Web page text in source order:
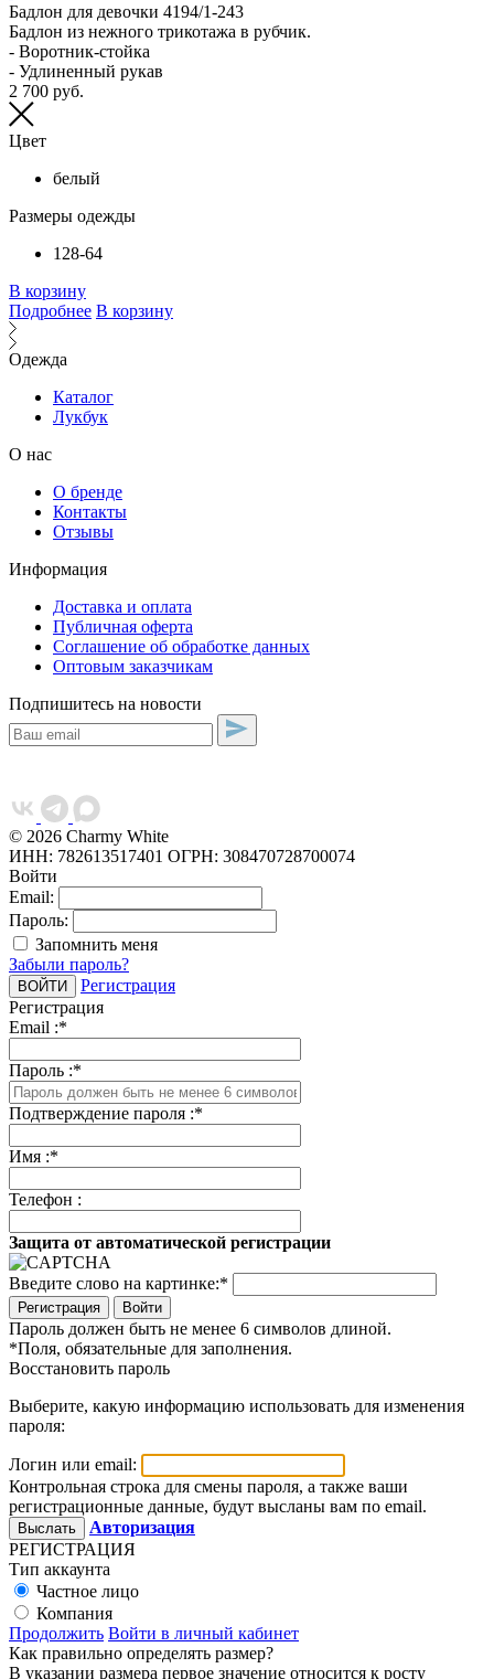
Бадлон для девочки 4194/1-243
Бадлон из нежного трикотажа в рубчик.
- Воротник-стойка
- Удлиненный рукав
2 700 руб.
Цвет
белый
Размеры одежды
128-64
В корзину
Подробнее В корзину
Одежда
Каталог
Лукбук
О нас
О бренде
Контакты
Отзывы
Информация
Доставка и оплата
Публичная оферта
Соглашение об обработке данных
Оптовым заказчикам
Подпишитесь на новости
© 2026 Charmy White
ИНН: 782613517401 ОГРН: 308470728700074
Войти
Email:
Пароль:
Запомнить меня
Забыли пароль?
Регистрация
Регистрация
Email :*
Пароль :*
Подтверждение пароля :*
Имя :*
Телефон :
Защита от автоматической регистрации
Введите слово на картинке:*
Войти
Пароль должен быть не менее 6 символов длиной.
*Поля, обязательные для заполнения.
Восстановить пароль
Выберите, какую информацию использовать для изменения
пароля:
Логин или email:
Контрольная строка для смены пароля, а также ваши
регистрационные данные, будут высланы вам по email.
Авторизация
РЕГИСТРАЦИЯ
Тип аккаунта
Частное лицо
Компания
Продолжить Войти в личный кабинет
Как правильно определять размер?
В указании размера первое значение относится к росту